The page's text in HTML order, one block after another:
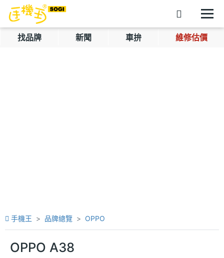
找品牌 新聞 車拚 維修估價
手機王 品牌總覽 OPPO
OPPO A38